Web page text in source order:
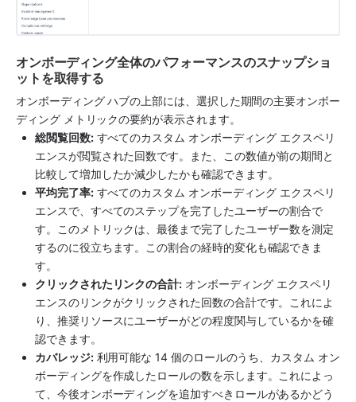
オンボーディング全体のパフォーマンスのスナップショ
ットを取得する
オンボーディング ハブの上部には、選択した期間の主要オンボー
ディング メトリックの要約が表示されます。
総閲覧回数: すべてのカスタム オンボーディング エクスペリ
エンスが閲覧された回数です。また、この数値が前の期間と
比較して増加したか減少したかも確認できます。
平均完了率: すべてのカスタム オンボーディング エクスペリ
エンスで、すべてのステップを完了したユーザーの割合で
す。このメトリックは、最後まで完了したユーザー数を測定
するのに役立ちます。この割合の経時的変化も確認できま
す。
クリックされたリンクの合計: オンボーディング エクスペリ
エンスのリンクがクリックされた回数の合計です。これによ
り、推奨リソースにユーザーがどの程度関与しているかを確
認できます。
カバレッジ: 利用可能な 14 個のロールのうち、カスタム オン
ボーディングを作成したロールの数を示します。これによっ
て、今後オンボーディングを追加すべきロールがあるかどう